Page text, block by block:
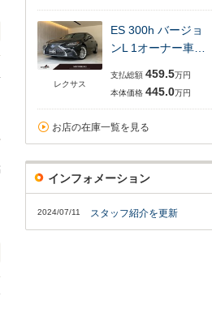
レクサス
ES 300h バージョ
ンL 1オーナー車…
支払総額 459.5万円
本体価格 445.0万円
お店の在庫一覧を見る
インフォメーション
2024/07/11 スタッフ紹介を更新